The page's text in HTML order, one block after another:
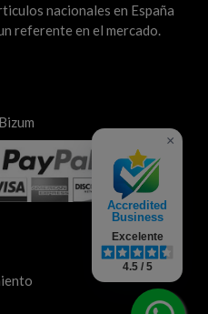
nacionales en España
referente en el mercado.
×
Accredited
Business
Excelente
4.5 / 5